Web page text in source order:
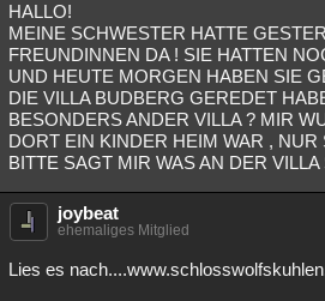
HALLO!
MEINE SCHWESTER HATTE
FREUNDINNEN DA ! SIE HATTEN
UND HEUTE MORGEN HABEN SIE
DIE VILLA BUDBERG GEREDET
BESONDERS ANDER VILLA ? MIR
DORT EIN KINDER HEIM WAR , NUR
BITTE SAGT MIR WAS AN DER
joybeat
ehemaliges Mitglied
Lies es